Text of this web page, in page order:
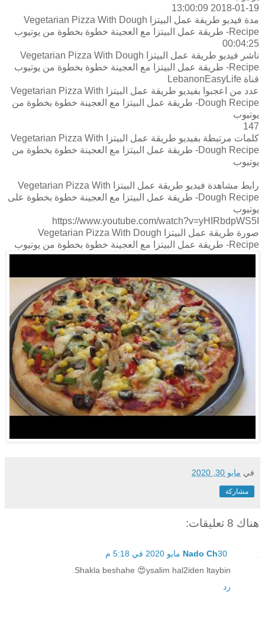
2018-01-19 13:00:09
مدة فيديو طريقة عمل البيتزا Vegetarian Pizza With Dough
Recipe- طريقة عمل البيتزا مع العجينة خطوة بخطوة من يوتيوب
00:04:25
ناشر فيديو طريقة عمل البيتزا Vegetarian Pizza With Dough
Recipe- طريقة عمل البيتزا مع العجينة خطوة بخطوة من يوتيوب
قناة LebanonEasyLife
عدد من اعجبوا بفيديو طريقة عمل البيتزا Vegetarian Pizza With
Dough Recipe- طريقة عمل البيتزا مع العجينة خطوة بخطوة من
يوتيوب
147
كلمات مرتبطة بفيديو طريقة عمل البيتزا Vegetarian Pizza With
Dough Recipe- طريقة عمل البيتزا مع العجينة خطوة بخطوة من
يوتيوب
رابط مشاهدة فيديو طريقة عمل البيتزا Vegetarian Pizza With
Dough Recipe- طريقة عمل البيتزا مع العجينة خطوة بخطوة على
يوتيوب
https://www.youtube.com/watch?v=yHIRbdpWS5I
صورة طريقة عمل البيتزا Vegetarian Pizza With Dough
Recipe- طريقة عمل البيتزا مع العجينة خطوة بخطوة من يوتيوب
في مايو 30, 2020
مشاركة
هناك 8 تعليقات:
Nado Ch30 مايو 2020 في 5:18 م
Shakla beshahe 😍ysalim hal2iden ltaybin.
رد